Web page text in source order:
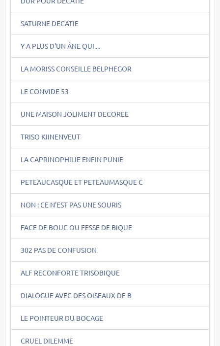
SATURNE DECATIE
Y A PLUS D'UN ÂNE QUI....
LA MORISS CONSEILLE BELPHEGOR
LE CONVIDE 53
UNE MAISON JOLIMENT DECOREE
TRISO KIINENVEUT
LA CAPRINOPHILIE ENFIN PUNIE
PETEAUCASQUE ET PETEAUMASQUE C
NON : CE N'EST PAS UNE SOURIS
FACE DE BOUC OU FESSE DE BIQUE
302 PAS DE CONFUSION
ALF RECONFORTE TRISOBIQUE
DIALOGUE AVEC DES OISEAUX DE B
LE POINTEUR DU BOCAGE
CRUEL DILEMME